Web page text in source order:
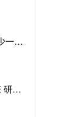
世界肝炎日 | 多一点看见，少一点偏见，科学治疗才是打败乙肝的最强答案
翰森制药 | 阿美乐® ACTIVE 研究在线发表于国际期刊 JTO